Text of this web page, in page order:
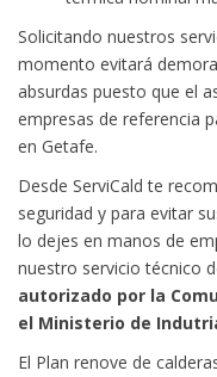
Solicitando nuestros
momento evitará
absurdas puesto que el
empresas de referencia
en Getafe.
Desde ServiCald te
seguridad y para evitar
lo dejes en manos de
nuestro servicio técnico
autorizado por la
el Ministerio de
El Plan renove de